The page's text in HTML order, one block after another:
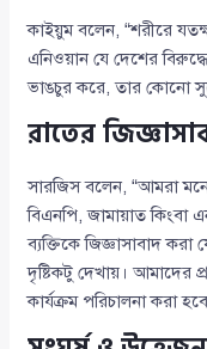
কাইয়ুম বলেন, “শরীরে
এনিওয়ান যে দেশের
ভাঙচুর করে, তার কোনো
রাতের
সারজিস বলেন, “আমরা
বিএনপি, জামায়াত কিংবা
ব্যক্তিকে জিজ্ঞাসাবাদ
দৃষ্টিকটু দেখায়। আমাদের
কার্যক্রম পরিচালনা করা